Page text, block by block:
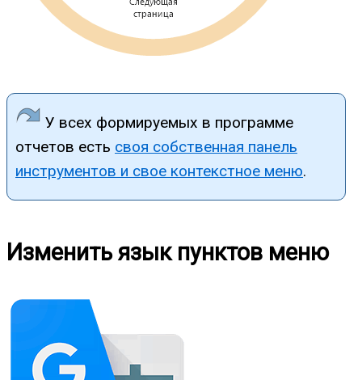
У всех формируемых в программе
отчетов есть своя собственная панель
инструментов и свое контекстное меню.
Изменить язык пунктов меню